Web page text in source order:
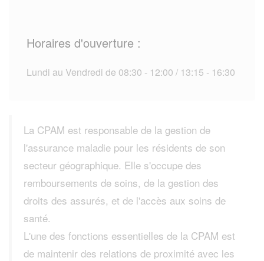
Horaires d'ouverture :
Lundi au Vendredi de 08:30 - 12:00 / 13:15 - 16:30
La CPAM est responsable de la gestion de
l'assurance maladie pour les résidents de son
secteur géographique. Elle s'occupe des
remboursements de soins, de la gestion des
droits des assurés, et de l'accès aux soins de
santé.
L'une des fonctions essentielles de la CPAM est
de maintenir des relations de proximité avec les